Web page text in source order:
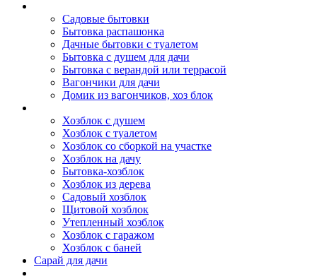
Садовые бытовки
Бытовка распашонка
Дачные бытовки с туалетом
Бытовка с душем для дачи
Бытовка с верандой или террасой
Вагончики для дачи
Домик из вагончиков, хоз блок
Хозблок с душем
Хозблок с туалетом
Хозблок со сборкой на участке
Хозблок на дачу
Бытовка-хозблок
Хозблок из дерева
Садовый хозблок
Щитовой хозблок
Утепленный хозблок
Хозблок с гаражом
Хозблок с баней
Сарай для дачи